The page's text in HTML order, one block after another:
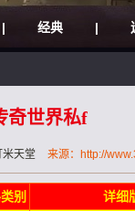
| 经典 |
奇世界私f
米天堂 来源：http://
别
详细